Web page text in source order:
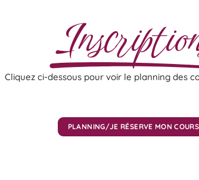
Cliquez ci-dessous pour voir le planning des
PLANNING/JE RÉSERVE MON COURS